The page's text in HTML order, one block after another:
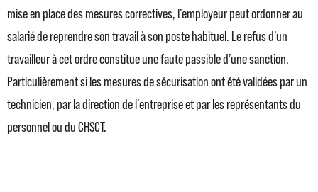
mise en place des mesures correctives, l’employeur peut ordonner au
salarié de reprendre son travail à son poste habituel. Le refus d’un
travailleur à cet ordre constitue une faute passible d’une sanction.
Particulièrement si les mesures de sécurisation ont été validées par un
technicien, par la direction de l’entreprise et par les représentants du
personnel ou du CHSCT.